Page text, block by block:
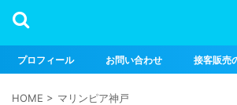
プロフィール お問い合わせ 接客販売
HOME > マリンピア神戸